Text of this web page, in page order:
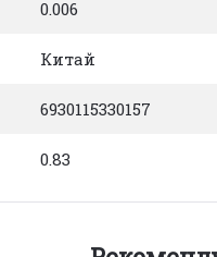
0.006
Китай
6930115330157
0.83